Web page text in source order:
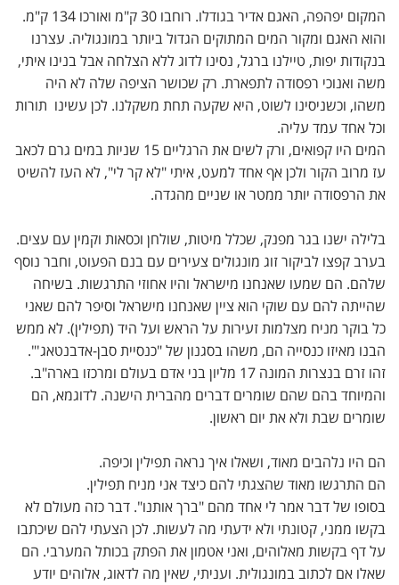
המקום יפהפה, האגם אדיר בגודלו. רוחבו 30 ק"מ ואורכו 134 ק"מ.
והוא האגם ומקור המים המתוקים הגדול ביותר במונגוליה. עצרנו
בנקודות יפות, טיילנו ברגל, נסינו לדוג ללא הצלחה אבל בנינו איתי,
משה ואנוכי רפסודה לתפארת. רק שכושר הציפה שלה לא היה
משהו, וכשניסינו לשוט, היא שקעה תחת משקלנו. לכן עשינו תורות
וכל אחד עמד עליה.
המים היו קפואים, ורק לשים את הרגליים 15 שניות במים גרם לכאב
עז מרוב הקור ולכן אף אחד למעט, איתי "לא קר לי", לא העז להשיט
את הרפסודה יותר ממטר או שניים מהגדה.
בלילה ישנו בגר מפנק, שכלל מיטות, שולחן וכסאות וקמין עם עצים.
בערב קפצו לביקור זוג מונגולים צעירים עם בנם הפעוט, וחבר נוסף
שלהם. הם שמעו שאנחנו מישראל והיו אחוזי התרגשות. בשיחה
שהייתה להם עם שוקי הוא ציין שאנחנו מישראל וסיפר להם שאני
כל בוקר מניח מצלמות זעירות על הראש ועל היד (תפילין). לא ממש
הבנו מאיזו כנסייה הם, משהו בסגנון של "כנסיית סבן-אדבנטאג'".
זהו זרם בנצרות המונה 17 מליון בני אדם בעולם ומרכזו בארה"ב.
והמיוחד בהם שהם שומרים דברים מהברית הישנה. לדוגמא, הם
שומרים שבת ולא את יום ראשון.
הם היו נלהבים מאוד, ושאלו איך נראה תפילין וכיפה.
הם התרגשו מאוד שהצגתי להם כיצד אני מניח תפילין.
בסופו של דבר אמר לי אחד מהם "ברך אותנו". דבר כזה מעולם לא
בקשו ממני, קטונתי ולא ידעתי מה לעשות. לכן הצעתי להם שיכתבו
על דף בקשות מאלוהים, ואני אטמון את הפתק בכותל המערבי. הם
שאלו אם לכתוב במונגולית. ועניתי, שאין מה לדאוג, אלוהים יודע